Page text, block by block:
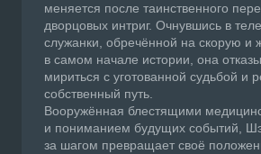
меняется после таинственного
дворцовых интриг. Очнувшись в
служанки, обречённой на скорую и
в самом начале истории, она
мириться с уготованной судьбой и
собственный путь.
Вооружённая блестящими
и пониманием будущих событий,
за шагом превращает своё